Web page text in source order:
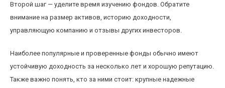
Второй шаг — уделите время изучению фондов. Обратите
внимание на размер активов, историю доходности,
управляющую компанию и отзывы других инвесторов.
Наиболее популярные и проверенные фонды обычно имеют
устойчивую доходность за несколько лет и хорошую репутацию.
Также важно понять, кто за ними стоит: крупные надежные